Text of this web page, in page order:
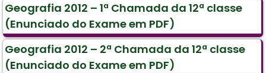
Geografia 2012 – 1ª Chamada da 12ª classe
(Enunciado do Exame em PDF)
Geografia 2012 – 2ª Chamada da 12ª classe
(Enunciado do Exame em PDF)